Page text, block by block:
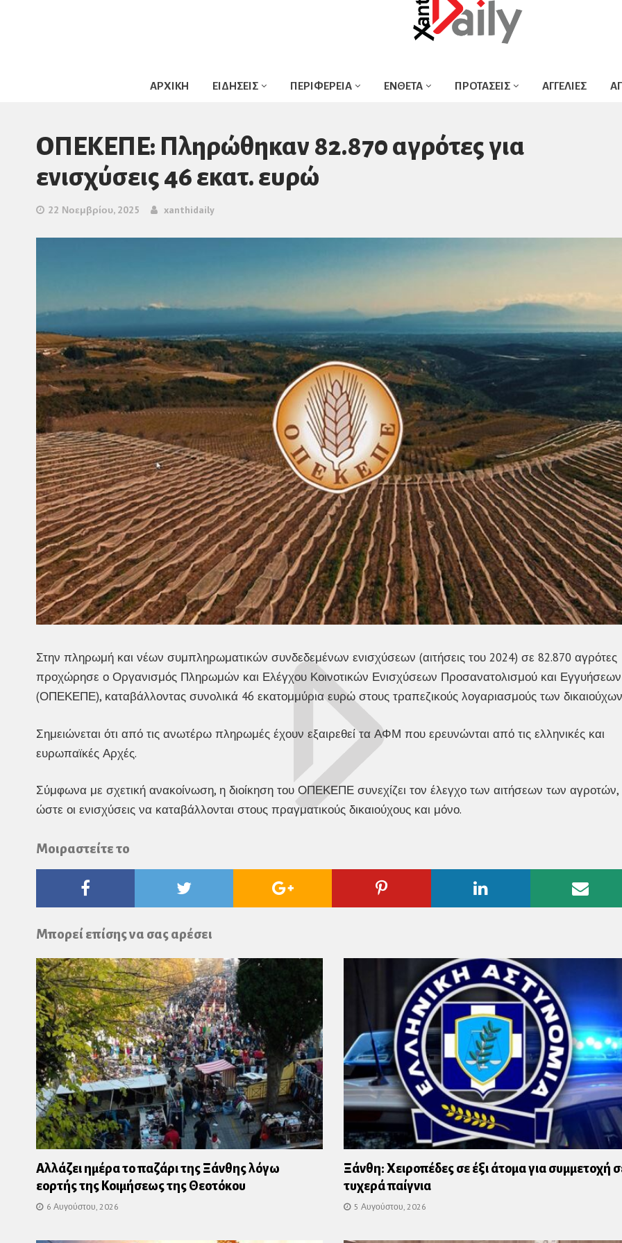
ΑΡΧΙΚΗ ΕΙΔΗΣΕΙΣ ΠΕΡΙΦΕΡΕΙΑ ΕΝΘΕΤΑ ΠΡΟΤΑΣΕΙΣ ΑΓΓΕΛΙΕΣ
ΟΠΕΚΕΠΕ: Πληρώθηκαν 82.870 αγρότες για
ενισχύσεις 46 εκατ. ευρώ
22 Νοεμβρίου, 2025 xanthidaily
Στην πληρωμή και νέων συμπληρωματικών συνδεδεμένων ενισχύσεων (αιτήσεις του 2024) σε 82.870 αγρότες
προχώρησε ο Οργανισμός Πληρωμών και Ελέγχου Κοινοτικών Ενισχύσεων Προσανατολισμού και Εγγυήσεων
(ΟΠΕΚΕΠΕ), καταβάλλοντας συνολικά 46 εκατομμύρια ευρώ στους τραπεζικούς λογαριασμούς των
Σημειώνεται ότι από τις ανωτέρω πληρωμές έχουν εξαιρεθεί τα ΑΦΜ που ερευνώνται από τις ελληνικές και
ευρωπαϊκές Αρχές.
Σύμφωνα με σχετική ανακοίνωση, η διοίκηση του ΟΠΕΚΕΠΕ συνεχίζει τον έλεγχο των αιτήσεων των αγροτών,
ώστε οι ενισχύσεις να καταβάλλονται στους πραγματικούς δικαιούχους και μόνο.
Μοιραστείτε το
Twitter
Google
Pinterest Linkedin
Μπορεί επίσης να σας αρέσει
Αλλάζει ημέρα το παζάρι της Ξάνθης λόγω
εορτής της Κοιμήσεως της Θεοτόκου
6 Αυγούστου, 2026
Ξάνθη: Χειροπέδες σε έξι άτομα για συμμετοχή
τυχερά παίγνια
5 Αυγούστου, 2026